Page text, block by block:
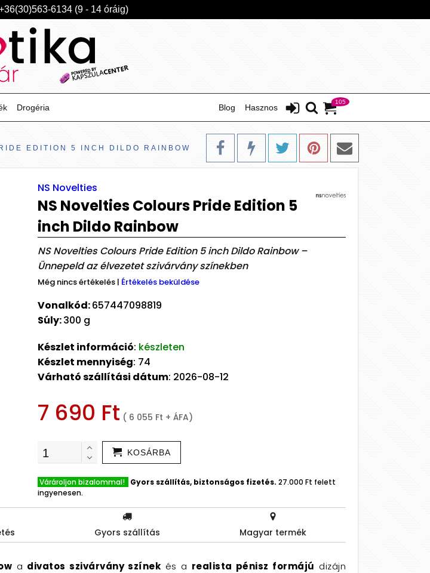
6134 (9 - 14 óráig)
105
Hasznos
Blog
Drogéria
EDITION 5 INCH DILDO RAINBOW
NS Novelties
NS Novelties Colours Pride Edition 5
inch Dildo Rainbow
NS Novelties Colours Pride Edition 5 inch Dildo Rainbow –
Ünnepeld az élvezetet szivárvány színekben
Még nincs értékelés | Értékelés beküldése
Vonalkód:657447098819
Súly:300 g
Készlet információ: készleten
Készlet mennyiség: 74
Várható szállítási dátum: 2026-08-12
7 690 Ft ( 6 055 Ft + ÁFA)
KOSÁRBA
Várároljon bizalommal! Gyors szállítás, biztonságos fizetés. 27.000 Ft felett
ingyenesen.
Gyors szállítás Magyar termék
a divatos szivárvány színek és a realista pénisz formájú dizájn